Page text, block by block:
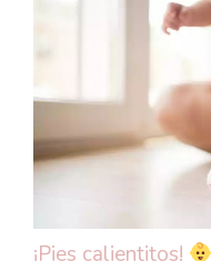
¡Pies calientitos!